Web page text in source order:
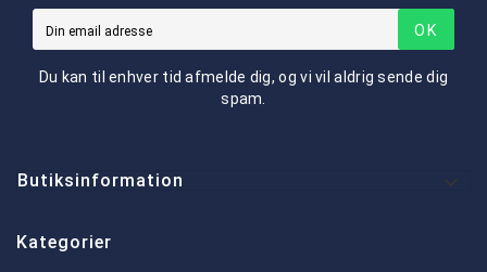
OK
Du kan til enhver tid afmelde dig, og vi vil aldrig sende dig
spam.
Butiksinformation
Kategorier